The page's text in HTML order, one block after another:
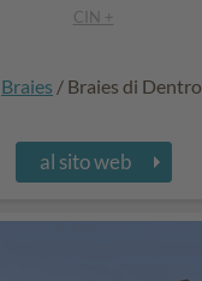
CIN +
Braies / Braies di Dentro
al sito web